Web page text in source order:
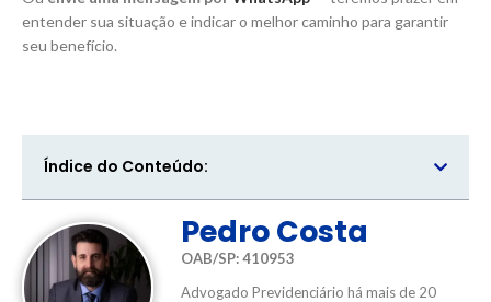
entender sua situação e indicar o melhor caminho para garantir
seu benefício.
Índice do Conteúdo:
Pedro Costa
OAB/SP: 410953
Advogado Previdenciário há mais de 20